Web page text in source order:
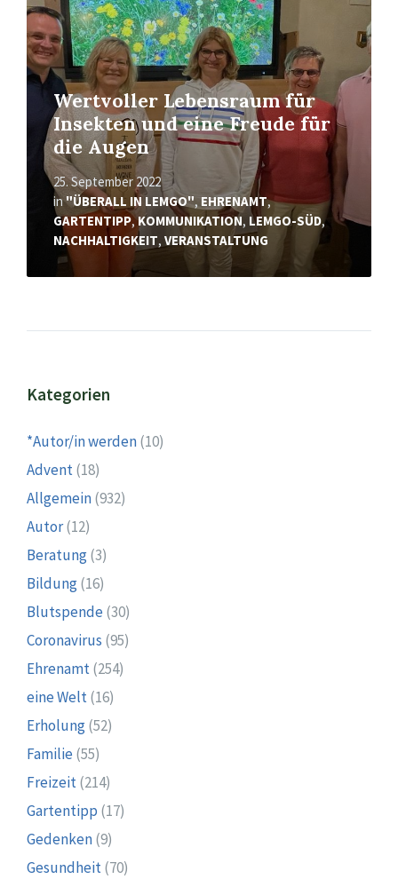
Wertvoller Lebensraum für
Insekten und eine Freude für
die Augen
25. September 2022
in"ÜBERALL IN LEMGO",EHRENAMT,
GARTENTIPP,KOMMUNIKATION, LEMGO-SÜD,
NACHHALTIGKEIT, VERANSTALTUNG
Kategorien
*Autor/in werden(10)
Advent(18)
Allgemein(932)
Autor(12)
Beratung(3)
Bildung(16)
Blutspende (30)
Coronavirus (95)
Ehrenamt(254)
eine Welt(16)
Erholung(52)
Familie (55)
Freizeit(214)
Gartentipp (17)
Gedenken(9)
Gesundheit(70)